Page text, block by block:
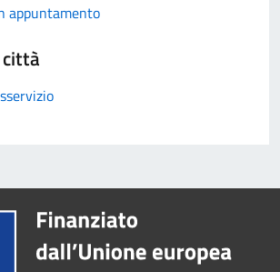
appuntamento